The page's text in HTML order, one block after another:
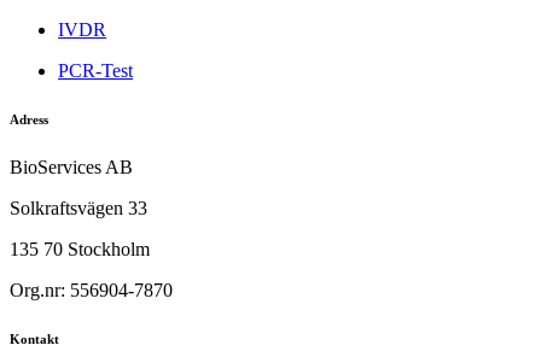
IVDR
PCR-Test
Adress
BioServices AB
Solkraftsvägen 33
135 70 Stockholm
Org.nr: 556904-7870
Kontakt